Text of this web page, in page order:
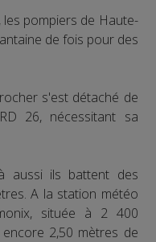
les pompiers de Haute-
de fois pour des
s'est détaché de
26, nécessitant sa
aussi ils battent des
A la station météo
située à 2 400
2,50 mètres de